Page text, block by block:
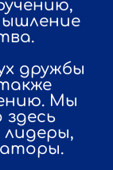
дружбы
Мы